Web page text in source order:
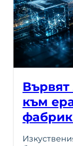
Вървят
към